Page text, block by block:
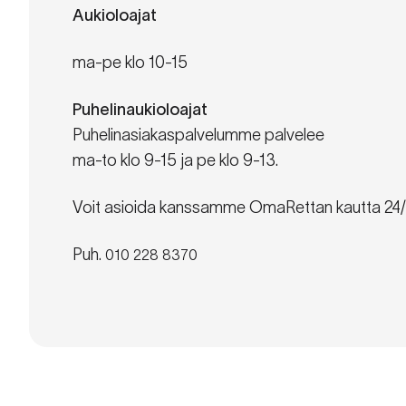
Aukioloajat
ma-pe klo 10-15
Puhelinaukioloajat
Puhelinasiakaspalvelumme palvelee
ma-to klo 9-15 ja pe klo 9-13.
Voit asioida kanssamme OmaRettan kautta 24/
Puh. 010 228 8370